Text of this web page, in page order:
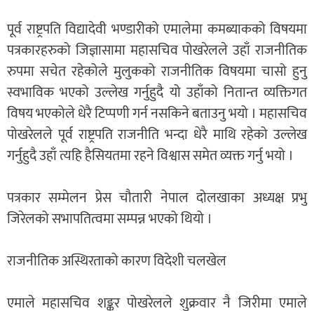
पूर्व राष्ट्रपति विद्यादेवी भण्डारीको एमालेमा कमब्याकको विषयमा
पत्रकारहरुको जिज्ञासामा महासचिव पोखरेलले उहाँ राजनीतिक
रुपमा सचेत रहेकोले मुलुकको राजनीतिक विषयमा चासो हुनु
स्वभाविक भएको उल्लेख गर्नुहुदै यो उहाँको नितान्त व्यक्तिगत
विषय भएकोले धेरै टिप्पणी गर्न नसकिने बताउनु भयो । महासचिव
पोखरेलले पूर्व राष्ट्रपति राजनीति भन्दा धेरै माथि रहेको उल्लेख
गर्नुहुदै उहाँ त्यहि हैसियतमा रहने विश्वास समेत व्यक्त गर्नु भयो ।
पत्रकार सम्मेलन प्रेस चौतारी नेपाल दोलखाका अध्यक्ष प्रभु
जिरेलको सभापतित्वमा सम्पन्न भएको थियो ।
राजनीतिक अस्थिरताको कारण विदेशी चलखेल
एमाले महासचिव शङ्कर पोखरेलले शुक्रवार नै जिरीमा एमाले